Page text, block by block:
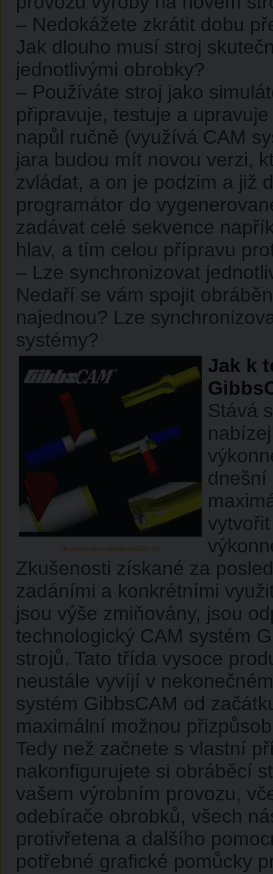
– Nedokážete zkrátit dobu
Jak dlouho musí stroj
jednotlivými obrobky?
– Používáte stroj jako
připravuje, testuje a
napůl ručně (využívá CAM
jara budou mít novou verzi,
zvládat, a on je podzim a již
programátor do
zadávat celé sekvence
hlav, a tím celou přípravu
– Lze synchronizovat
Nedaří se vám spojit
najednou? Lze
systémy?
Jak programujete takovéto součásti vy?
Jak k
Stává
dnešní
Zkušenosti získané za
zadáními a konkrétními
jsou výše zmiňovány, jsou
technologický CAM systém
strojů. Tato třída vysoce
neustále vyvíjí v
systém GibbsCAM od
maximální možnou
Tedy než začnete s vlastní
nakonfigurujete si obráběcí
vašem výrobním provozu,
odebírače obrobků, všech
protivřetena a dalšího
potřebné grafické pomůcky